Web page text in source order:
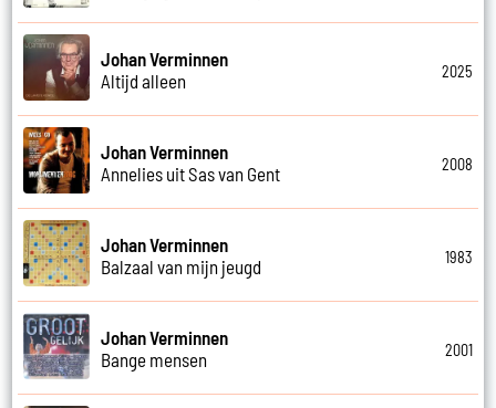
Johan Verminnen
Altijd alleen
2025
Johan Verminnen
Annelies uit Sas van Gent
2008
Johan Verminnen
Balzaal van mijn jeugd
1983
Johan Verminnen
Bange mensen
2001